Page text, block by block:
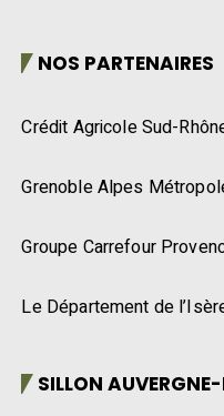
NOS PARTENAIRES
Crédit Agricole Sud-
Grenoble Alpes
Groupe Carrefour
Le Département de
SILLON